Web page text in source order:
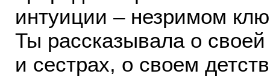
интуиции – незримом
Ты рассказывала о
и сестрах, о своем